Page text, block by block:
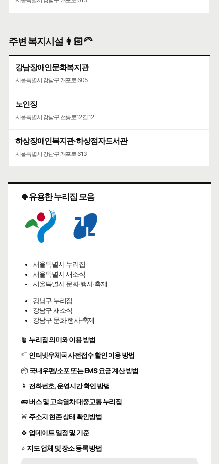
주변 복지시설 👩🏻‍🦳
강남장애인문화복지관
서울특별시 강남구 개포로 605
노인정
서울특별시 강남구 선릉로12길 12
하상장애인복지관·하상점자도서관
서울특별시 강남구 개포로 613
🍀유용한 누리집 모음
서울특별시 누리집
서울특별시 새소식
서울특별시 문화·행사·축제
강남구 누리집
강남구 새소식
강남구 문화·행사·축제
🪴 누리집 의미와 이용 방법
📮 인터넷우체국 사전접수 할인 이용 방법
📦 국내우편/소포 또는 EMS 요금 계산 방법
📱 전화번호, 운영시간 확인 방법
🚌버스 및 고속열차 대중교통 누리집
🚨 주소지 현존 상태 확인방법
🍀 업데이트 일정 및 기준
⭐ 지도 업체 및 장소 등록 방법